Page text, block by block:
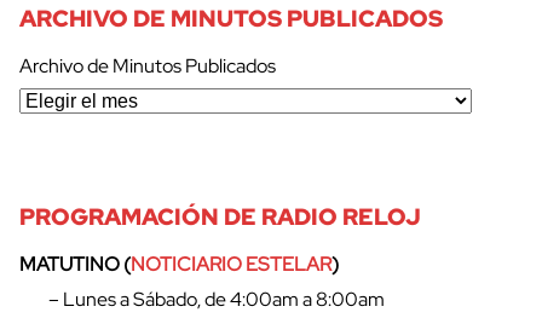
ARCHIVO DE MINUTOS PUBLICADOS
Archivo de Minutos Publicados
PROGRAMACIÓN DE RADIO RELOJ
MATUTINO (NOTICIARIO ESTELAR)
– Lunes a Sábado, de 4:00am a 8:00am